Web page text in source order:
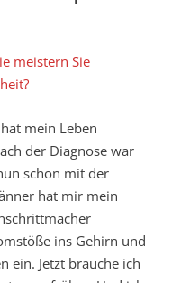
meistern Sie
mein Leben
der Diagnose war
schon mit der
hat mir mein
ins Gehirn und
ein. Jetzt brauche ich